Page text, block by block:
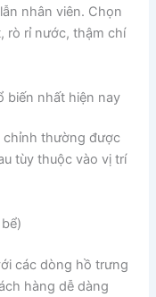
nhân viên. Chọn
rò rỉ nước, thậm chí
biến nhất hiện nay
chỉnh thường được
tùy thuộc vào vị trí
các dòng hồ trưng
hàng dễ dàng